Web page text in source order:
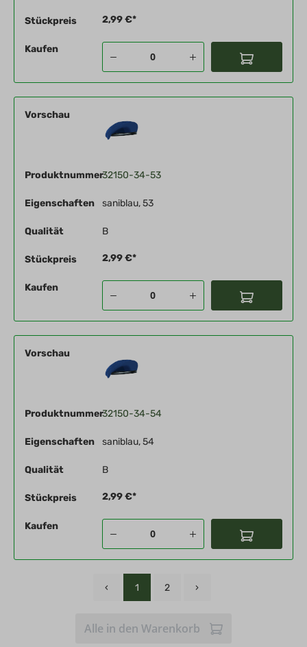
Stückpreis 2,99 €*
Kaufen
Vorschau
Produktnummer32150-34-53
Eigenschaften saniblau, 53
Qualität B
Stückpreis 2,99 €*
Kaufen
Vorschau
Produktnummer32150-34-54
Eigenschaften saniblau, 54
Qualität B
Stückpreis 2,99 €*
Kaufen
‹ 1 2 ›
Alle in den Warenkorb